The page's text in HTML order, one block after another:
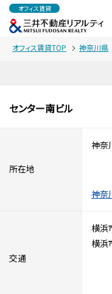
オフィス賃貸
オフィス賃貸TOP 神奈川県
センター南ビル
所在地
神奈
神奈
交通
横浜
横浜